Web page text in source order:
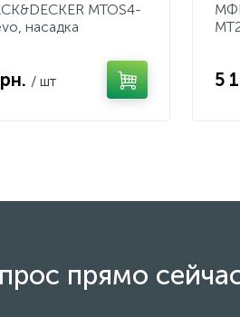
MTOS4-
насадка
/ шт 5
прямо